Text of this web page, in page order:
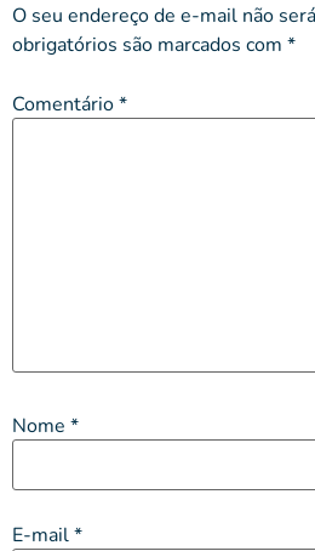
O seu endereço de e-mail não
obrigatórios são marcados com *
Comentário*
Nome *
E-mail*